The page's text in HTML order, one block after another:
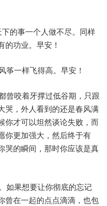
的事一个人做不尽。同样
的功业。早安！
筝一样飞得高。早安！
曾咬着牙撑过低谷期，只跟
哭，外人看到的还是春风满
你才可以坦然谈论失败，而
你更加强大，然后终于有
哭的瞬间，那时你应该是真
如果想要让你彻底的忘记
曾在一起的点点滴滴，也包